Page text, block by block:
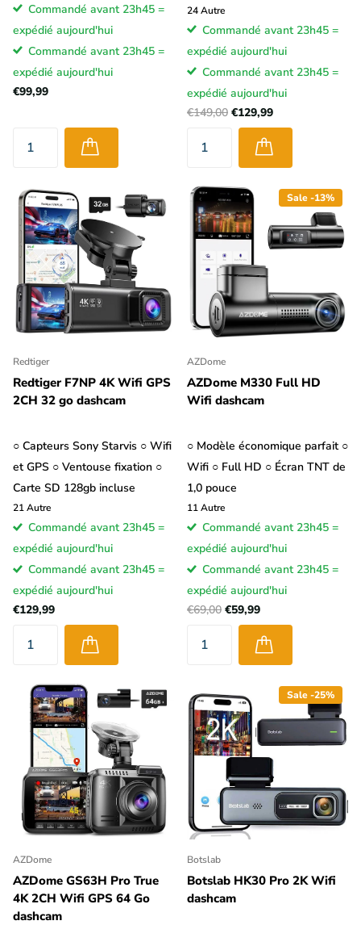
Commandé avant 23h45 =
expédié aujourd'hui
Commandé avant 23h45 =
expédié aujourd'hui
€99,99
24Autre
Commandé avant 23h45 =
expédié aujourd'hui
Commandé avant 23h45 =
expédié aujourd'hui
€149,00 €129,99
Redtiger
Redtiger F7NP 4K Wifi GPS
2CH 32 go dashcam
○ Capteurs Sony Starvis ○ Wifi
et GPS ○ Ventouse fixation ○
Carte SD 128gb incluse
21Autre
Commandé avant 23h45 =
expédié aujourd'hui
Commandé avant 23h45 =
expédié aujourd'hui
€129,99
Sale -13%
AZDome
AZDome M330 Full HD
Wifi dashcam
○ Modèle économique parfait ○
Wifi ○ Full HD ○ Écran TNT de
1,0 pouce
11Autre
Commandé avant 23h45 =
expédié aujourd'hui
Commandé avant 23h45 =
expédié aujourd'hui
€69,00 €59,99
AZDome
AZDome GS63H Pro True
4K 2CH Wifi GPS 64 Go
dashcam
Sale -25%
Botslab
Botslab HK30 Pro 2K Wifi
dashcam